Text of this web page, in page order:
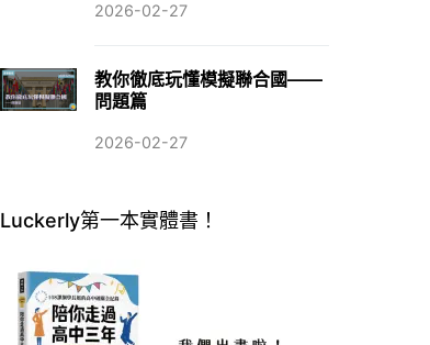
2026-02-27
教你徹底玩懂模擬聯合國——
問題篇
2026-02-27
Luckerly第一本實體書！